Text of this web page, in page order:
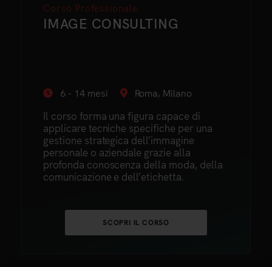
Corso Professionale
IMAGE CONSULTING
6 - 14 mesi Roma, Milano
Il corso forma una figura capace di
applicare tecniche specifiche per una
gestione strategica dell’immagine
personale o aziendale grazie alla
profonda conoscenza della moda, della
comunicazione e dell’etichetta.
SCOPRI IL CORSO